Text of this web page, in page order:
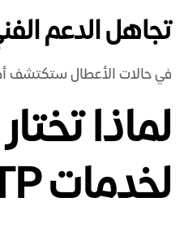
تجاهل الدعم
في حالات الأعطال ستكتشف
لماذا تختار
لخدمات OTP؟